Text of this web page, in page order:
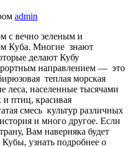
admin
с вечно зеленым и
Куба. Многие знают
делают Кубу
направлением — это
теплая морская
леса, населенные тысячами
птиц, красивая
смесь культур различных
и много другое. Если
Вам наверняка будет
узнать подробнее о